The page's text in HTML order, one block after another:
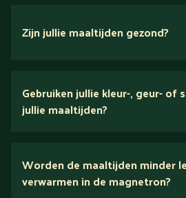
Zijn jullie maaltijden gezond?
Gebruiken jullie kleur-, geur- of
jullie maaltijden?
Worden de maaltijden minder
verwarmen in de magnetron?